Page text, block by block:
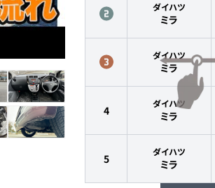
ダイハツ
ミラ
ダイハツ
ミラ
4
ダイハツ
ミラ
5
ダイハツ
ミラ